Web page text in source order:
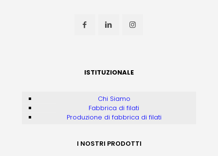
ISTITUZIONALE
Chi Siamo
Fabbrica di filati
Produzione di fabbrica di filati
I NOSTRI PRODOTTI